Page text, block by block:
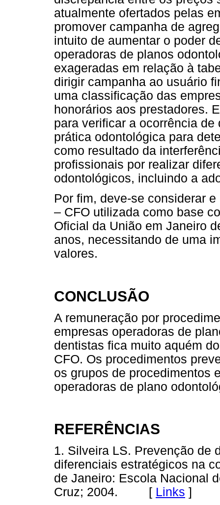
atualmente ofertados pelas
promover campanha de
intuito de aumentar o poder
operadoras de planos
exageradas em relação à
dirigir campanha ao usuário
uma classificação das
honorários aos prestadores.
para verificar a ocorrência
prática odontológica para
como resultado da
profissionais por realizar
odontológicos, incluindo a
Por fim, deve-se considerar
– CFO utilizada como base
Oficial da União em Janeiro
anos, necessitando de uma
valores.
CONCLUSÃO
A remuneração por
empresas operadoras de
dentistas fica muito aquém
CFO. Os procedimentos
os grupos de procedimentos
operadoras de plano
REFERÊNCIAS
1. Silveira LS. Prevenção de
diferenciais estratégicos na
de Janeiro: Escola Nacional
Cruz; 2004. [ Links ]